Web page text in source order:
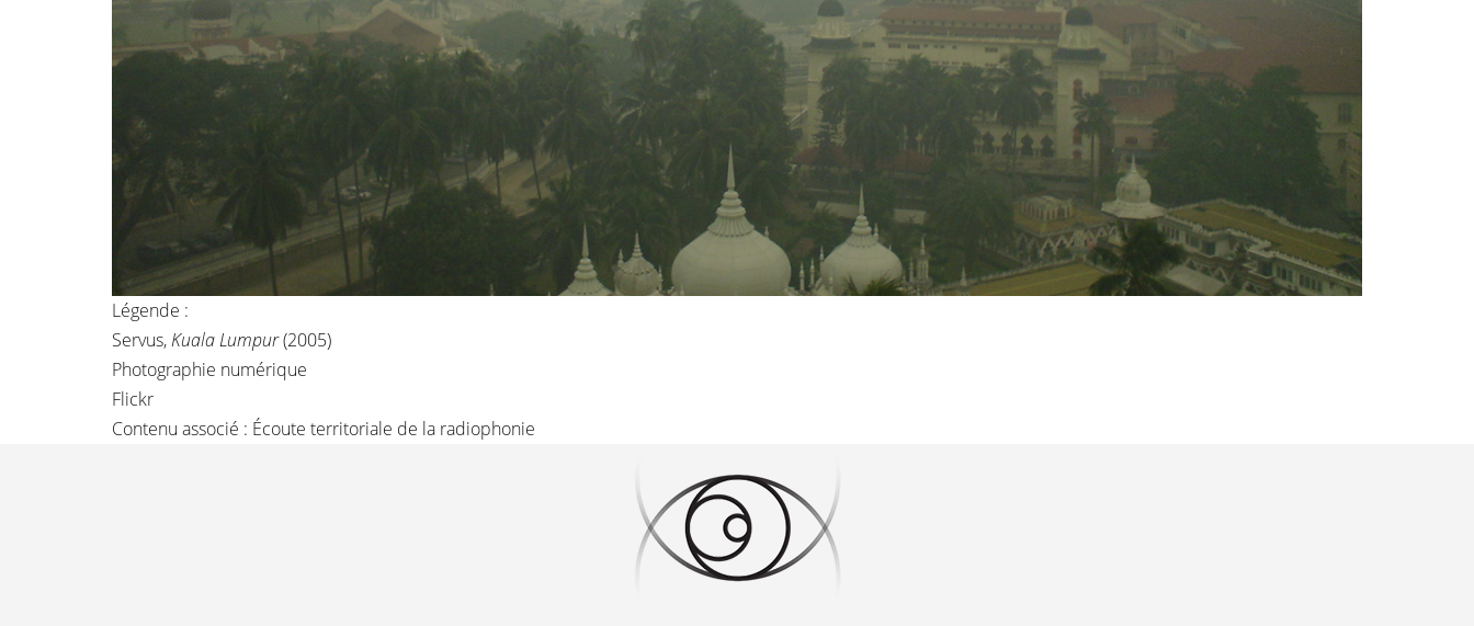
Légende :
Servus,Kuala Lumpur(2005)
Photographie numérique
Flickr
Contenu associé : Écoute territoriale de la radiophonie